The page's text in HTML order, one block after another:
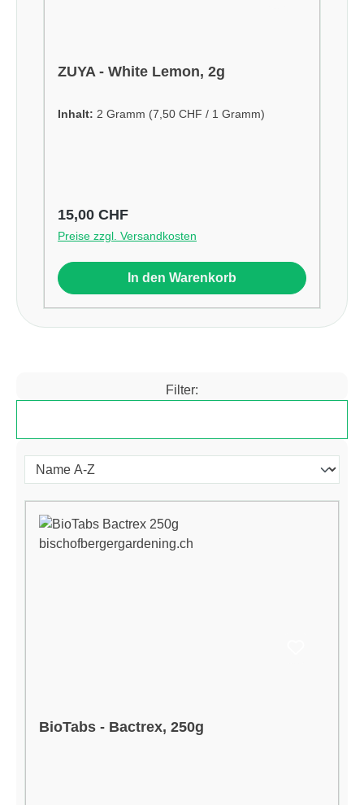
ZUYA - White Lemon, 2g
Inhalt: 2 Gramm (7,50 CHF / 1 Gramm)
Regulärer Preis:
15,00 CHF
Preise zzgl. Versandkosten
In den Warenkorb
Filter:
BioTabs - Bactrex, 250g